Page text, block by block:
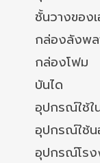
ชั้นวางของ
กล่องลังพ
กล่องโฟม
บันได
อุปกรณ์ใช้ใ
อุปกรณ์ใช้น
อุปกรณ์โรง